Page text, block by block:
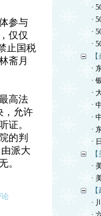
参与
仅仅
止国税
斋月
高法
，允许
证。
的判
派大
。
·
·
·
·
·
·
·
·
·
·
·
·
·
·